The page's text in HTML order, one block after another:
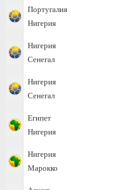
Португалия
Нигерия
Нигерия
Сенегал
Нигерия
Сенегал
Египет
Нигерия
Нигерия
Марокко